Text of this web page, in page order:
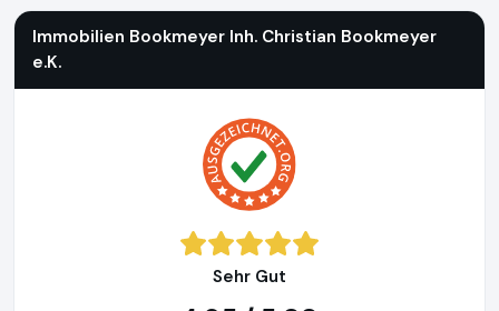
Immobilien Bookmeyer Inh. Christian Bookmeyer
e.K.
Sehr Gut